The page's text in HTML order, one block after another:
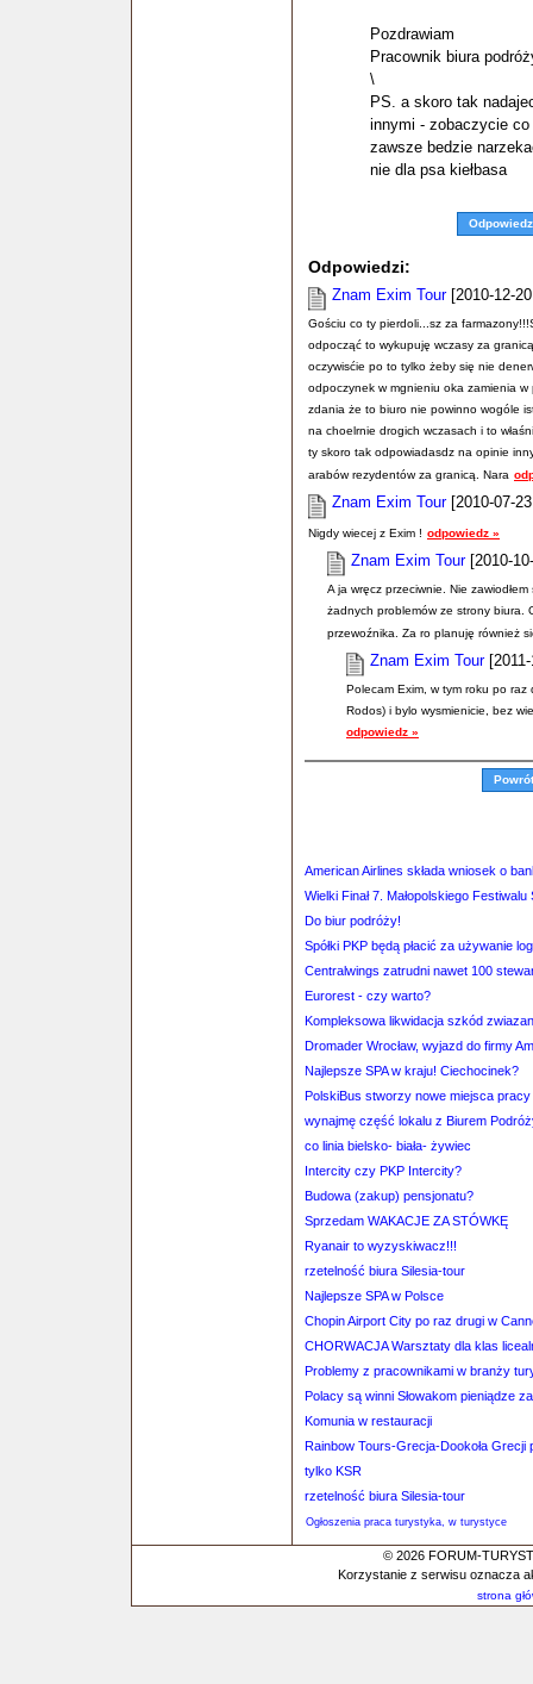
Pozdrawiam
Pracownik biura
\
PS. a skoro tak
innymi - zobaczycie
zawsze bedzie
nie dla psa kiełbasa
Odpowiedz
Odpowiedzi:
Znam Exim Tour[2010-12-
Gościu co ty pierdoli...sz za
odpocząć to wykupuję wczasy za
oczywisćie po to tylko żeby się nie
odpoczynek w mgnieniu oka zamienia
zdania że to biuro nie powinno wogóle
na choelrnie drogich wczasach i to
ty skoro tak odpowiadasdz na opinie
arabów rezydentów za granicą. Nara
Znam Exim Tour[2010-07-
Nigdy wiecej z Exim ! odpowiedz »
Znam Exim Tour[2010-
A ja wręcz przeciwnie. Nie
żadnych problemów ze strony biura.
przewoźnika. Za ro planuję również
Znam Exim Tour[2011-
Polecam Exim, w tym roku po
Rodos) i bylo wysmienicie, bez
odpowiedz »
American Airlines składa wniosek o
Wielki Finał 7. Małopolskiego Festiwalu
Do biur podróży!
Spółki PKP będą płacić za używanie
Centralwings zatrudni nawet 100
Eurorest - czy warto?
Kompleksowa likwidacja szkód
Dromader Wrocław, wyjazd do firmy
Najlepsze SPA w kraju! Ciechocinek?
PolskiBus stworzy nowe miejsca pracy
wynajmę część lokalu z Biurem
co linia bielsko- biała- żywiec
Intercity czy PKP Intercity?
Budowa (zakup) pensjonatu?
Sprzedam WAKACJE ZA STÓWKĘ
Ryanair to wyzyskiwacz!!!
rzetelność biura Silesia-tour
Najlepsze SPA w Polsce
Chopin Airport City po raz drugi w
CHORWACJA Warsztaty dla klas
Problemy z pracownikami w branży
Polacy są winni Słowakom pieniądze
Komunia w restauracji
Rainbow Tours-Grecja-Dookoła Grecji
tylko KSR
rzetelność biura Silesia-tour
Ogłoszenia praca turystyka, w turystyce
© 2026 FORUM-
Korzystanie z serwisu oznacza
strona